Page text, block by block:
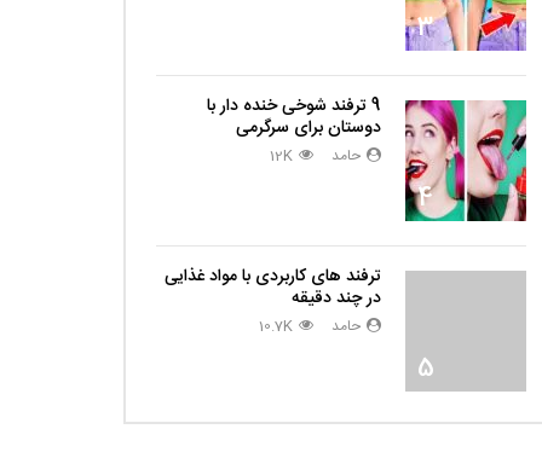
3
4
9 ترفند شوخی خنده دار با
دوستان برای سرگرمی
حامد 12K
5
ترفند های کاربردی با مواد غذایی
در چند دقیقه
حامد 10.7K